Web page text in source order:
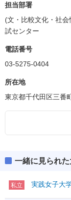
担当部署
(文・比較文化・社
試センター
電話番号
03-5275-0404
所在地
東京都千代田区三番
一緒に見られ
私立 実践女子大